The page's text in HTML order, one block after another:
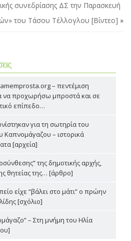
συνεδρίασης ΔΣ την Παρασκευή
του Τάσου Τέλλογλου [Βίντεο] »
– πεντέμιση
να προχωρήσω μπροστά και σε
επίπεδο…
για τη σωτηρία του
Καπνομάγαζου – ιστορικά
[αρχεία]
της δημοτικής αρχής,
θητείας της… [άρθρο]
είχε “βάλει στο μάτι” ο πρώην
[σχόλιο]
– Στη μνήμη του Ηλία